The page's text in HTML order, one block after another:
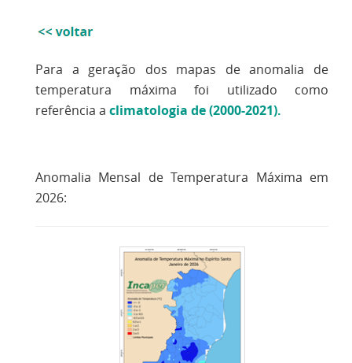
Para a geração dos mapas de anomalia de
temperatura máxima foi utilizado como
referência a climatologia de (2000-2021).
Anomalia Mensal de Temperatura Máxima em
2026: